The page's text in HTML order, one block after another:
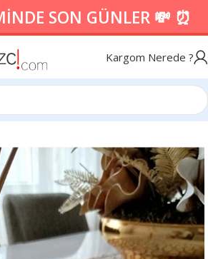
SON GÜNLER 💸 ⏰
Kargom Nerede ?